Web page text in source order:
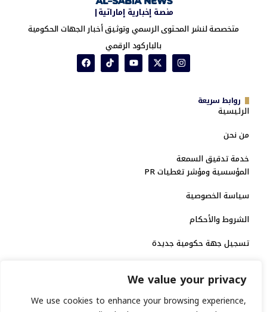
We value your privacy
We use cookies to enhance your browsing experience,
منصة إخبارية إماراتية|
متخصصة لنشر المحتوى الرسمي وتوثيق أخبار الجهات الحكومية
بالباركود الرقمي
روابط سريعة
الرئيسية
من نحن
خدمة تدقيق السمعة
المؤسسية ومؤشر تغطيات PR
سياسة الخصوصية
الشروط والأحكام
تسجيل جهة حكومية جديدة
الاعتماد الرسمي
منصة إخبارية مرخصة